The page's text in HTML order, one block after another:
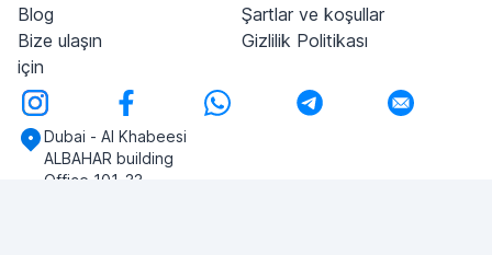
Blog
Bize ulaşın
için
Şartlar ve koşullar
Gizlilik Politikası
Dubai - Al Khabeesi
ALBAHAR building
Office 101-33